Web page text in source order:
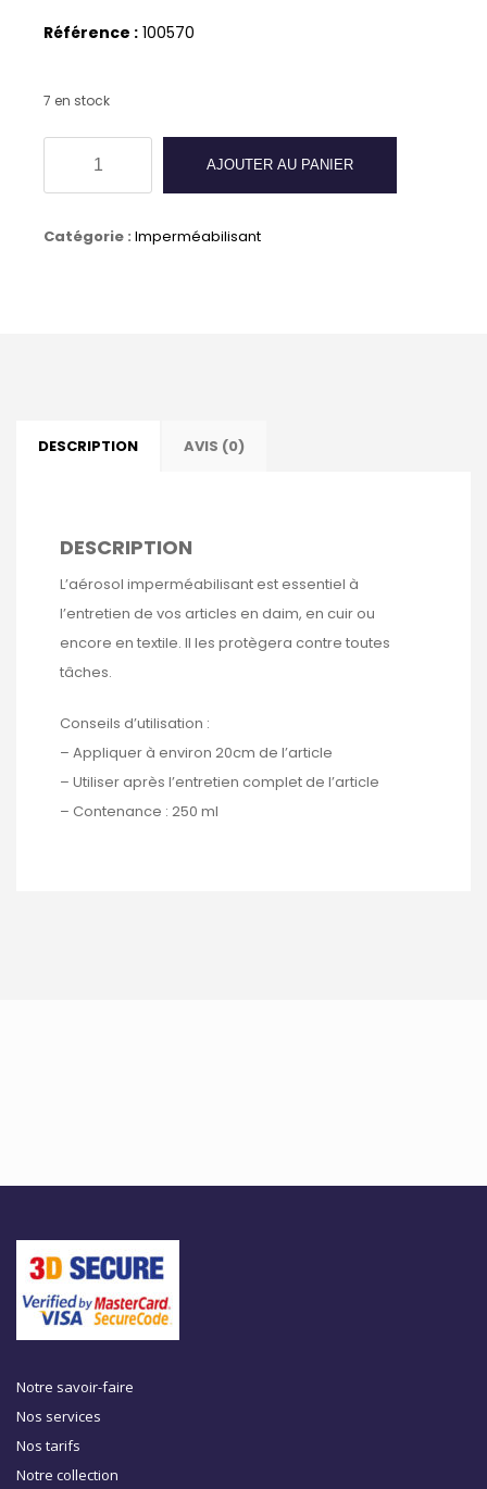
Référence : 100570
7 en stock
INVULNER
AJOUTER AU PANIER
Catégorie : Imperméabilisant
DESCRIPTION AVIS (0)
DESCRIPTION
L’aérosol imperméabilisant est essentiel à
l’entretien de vos articles en daim, en cuir ou
encore en textile. Il les protègera contre toutes
tâches.
Conseils d’utilisation :
– Appliquer à environ 20cm de l’article
– Utiliser après l’entretien complet de l’article
– Contenance : 250 ml
Notre savoir-faire
Nos services
Nos tarifs
Notre collection